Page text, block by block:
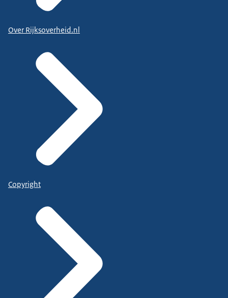
Over Rijksoverheid.nl
Copyright